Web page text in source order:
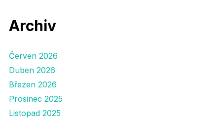
Archiv
Červen 2026
Duben 2026
Březen 2026
Prosinec 2025
Listopad 2025